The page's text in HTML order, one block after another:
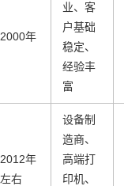
2000年
业、客
户基础
稳定、
经验丰
富
2012年
左右
设备制
造商、
高端打
印机、